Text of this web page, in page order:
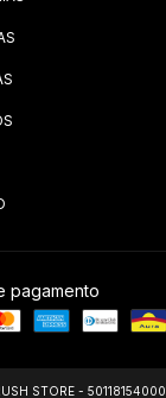
pagamento
STORE -